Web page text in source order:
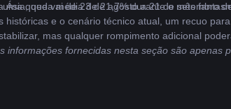
Ásia, que vai de 23 de agosto a 21 de setembro
queda média de 21,7% durante o mês
históricas e o cenário técnico atual, um recuo
mas qualquer rompimento adicional
informações fornecidas nesta seção são